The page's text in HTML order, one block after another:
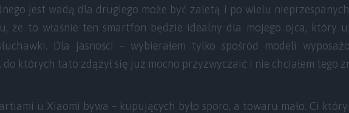
jest wadą dla drugiego może być zaletą i po wielu
że to właśnie ten smartfon będzie idealny dla mojego ojca, który
Dla jasności – wybierałem tylko spośród modeli
do których tato zdążył się już mocno przyzwyczaić i nie chciałem tego
u Xiaomi bywa – kupujących było sporo, a towaru mało. Ci